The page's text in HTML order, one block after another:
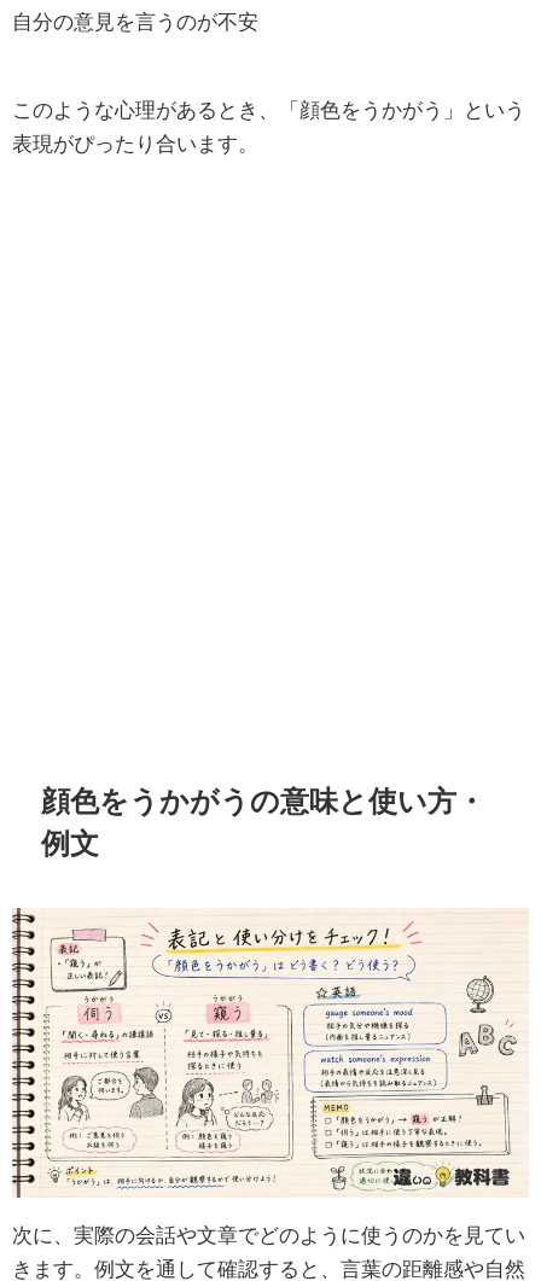
自分の意見を言うのが不安
このような心理があるとき、「顔色をうかがう」という
表現がぴったり合います。
顔色をうかがうの意味と使い方・
例文
次に、実際の会話や文章でどのように使うのかを見てい
きます。例文を通して確認すると、言葉の距離感や自然